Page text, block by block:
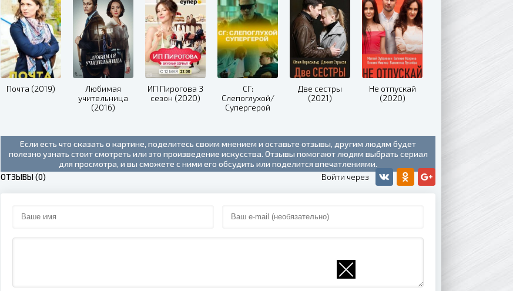
Почта (2019)
Любимая
учительница
(2016)
ИП Пирогова 3
сезон (2020)
СГ:
Слепоглухой/
Супергерой
Две сестры
(2021)
Не отпускай
(2020)
Если есть что сказать о картине, поделитесь своим мнением и оставьте отзывы, другим людям будет
полезно узнать стоит смотреть или это произведение искусства. Отзывы помогают людям выбрать сериал
для просмотра, и вы сможете с ними его обсудить или поделится впечатлениями.
ОТЗЫВЫ (0)